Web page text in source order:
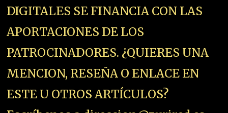
DIGITALES SE FINANCIA CON LAS
APORTACIONES DE LOS
PATROCINADORES. ¿QUIERES UNA
MENCION, RESEÑA O ENLACE EN
ESTE U OTROS ARTÍCULOS?